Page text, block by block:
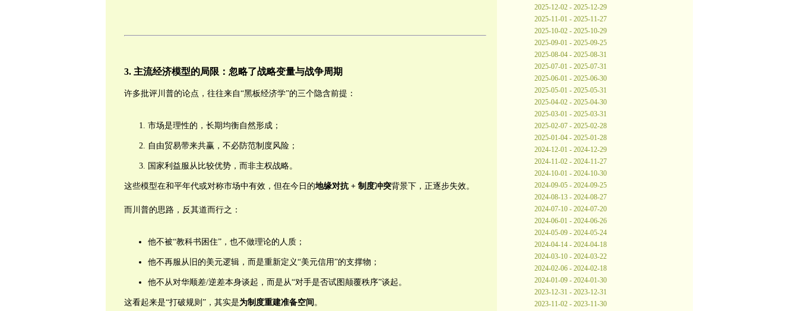
3. 主流经济模型的局限：忽略了战略变量与战争周期
许多批评川普的论点，往往来自“黑板经济学”的三个隐含前提：
市场是理性的，长期均衡自然形成；
自由贸易带来共赢，不必防范制度风险；
国家利益服从比较优势，而非主权战略。
这些模型在和平年代或对称市场中有效，但在今日的地缘对抗+ 制度冲突背景下，正逐步失效。
而川普的思路，反其道而行之：
他不被“教科书困住”，也不做理论的人质；
他不再服从旧的美元逻辑，而是重新定义“美元信用”的支撑物；
他不从对华顺差/逆差本身谈起，而是从“对手是否试图颠覆秩序”谈起。
这看起来是“打破规则”，其实是为制度重建准备空间 。
2025-12-02 - 2025-12-29
2025-11-01 - 2025-11-27
2025-10-02 - 2025-10-29
2025-09-01 - 2025-09-25
2025-08-04 - 2025-08-31
2025-07-01 - 2025-07-31
2025-06-01 - 2025-06-30
2025-05-01 - 2025-05-31
2025-04-02 - 2025-04-30
2025-03-01 - 2025-03-31
2025-02-07 - 2025-02-28
2025-01-04 - 2025-01-28
2024-12-01 - 2024-12-29
2024-11-02 - 2024-11-27
2024-10-01 - 2024-10-30
2024-09-05 - 2024-09-25
2024-08-13 - 2024-08-27
2024-07-10 - 2024-07-20
2024-06-01 - 2024-06-26
2024-05-09 - 2024-05-24
2024-04-14 - 2024-04-18
2024-03-10 - 2024-03-22
2024-02-06 - 2024-02-18
2024-01-09 - 2024-01-30
2023-12-31 - 2023-12-31
2023-11-02 - 2023-11-30